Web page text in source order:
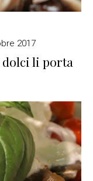
2017
li porta